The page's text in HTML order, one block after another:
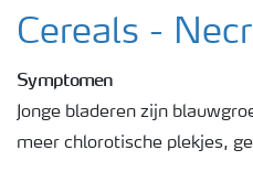
Cereals -
Symptomen
Jonge bladeren zijn
meer chlorotische plekjes,